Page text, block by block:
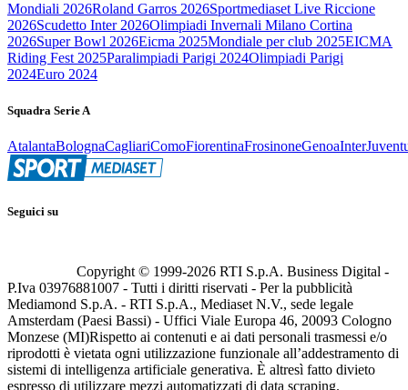
Mondiali 2026Roland Garros 2026Sportmediaset Live Riccione
2026Scudetto Inter 2026Olimpiadi Invernali Milano Cortina
2026Super Bowl 2026Eicma 2025Mondiale per club 2025EICMA
Riding Fest 2025Paralimpiadi Parigi 2024Olimpiadi Parigi
2024Euro 2024
Squadra Serie A
AtalantaBolognaCagliariComoFiorentinaFrosinoneGenoaInter
Seguici su
Copyright © 1999-2026 RTI S.p.A. Business Digital -
P.Iva 03976881007 - Tutti i diritti riservati - Per la pubblicità
Mediamond S.p.A. - RTI S.p.A., Mediaset N.V., sede legale
Amsterdam (Paesi Bassi) - Uffici Viale Europa 46, 20093 Cologno
Monzese (MI)Rispetto ai contenuti e ai dati personali trasmessi e/o
riprodotti è vietata ogni utilizzazione funzionale all’addestramento di
sistemi di intelligenza artificiale generativa. È altresì fatto divieto
espresso di utilizzare mezzi automatizzati di data scraping.